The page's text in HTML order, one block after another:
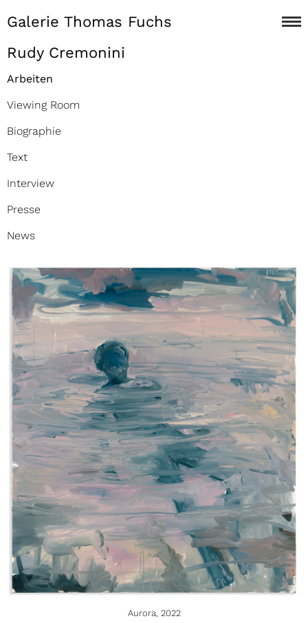
Galerie Thomas Fuchs
Rudy Cremonini
Arbeiten
Viewing Room
Biographie
Text
Interview
Presse
News
Aurora, 2022